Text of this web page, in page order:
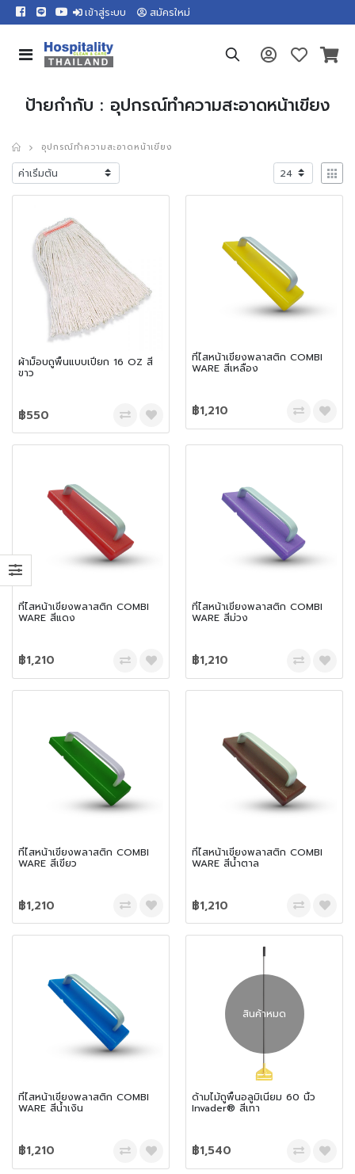
เข้าสู่ระบบ สมัครใหม่
ป้ายกำกับ : อุปกรณ์ทำความสะอาดหน้าเขียง
อุปกรณ์ทำความสะอาดหน้าเขียง
ผ้าม็อบถูพื้นแบบเปียก 16 OZ สี
ขาว
฿550
ที่ไสหน้าเขียงพลาสติก COMBI
WARE สีเหลือง
฿1,210
ที่ไสหน้าเขียงพลาสติก COMBI
WARE สีแดง
฿1,210
ที่ไสหน้าเขียงพลาสติก COMBI
WARE สีม่วง
฿1,210
ที่ไสหน้าเขียงพลาสติก COMBI
WARE สีเขียว
฿1,210
ที่ไสหน้าเขียงพลาสติก COMBI
WARE สีน้ำตาล
฿1,210
ที่ไสหน้าเขียงพลาสติก COMBI
WARE สีน้ำเงิน
฿1,210
สินค้าหมด
ด้ามไม้ถูพื้นอลูมิเนียม 60 นิ้ว
Invader® สีเทา
฿1,540